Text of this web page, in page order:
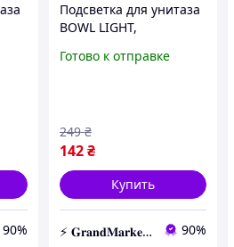
90%
Подсветка для унитаза
BOWL LIGHT,
подсветка для унитаза,
Готово к отправке
142 ₴
249 ₴
Купить
⚡️ 𝐆𝐫𝐚𝐧𝐝𝐌𝐚𝐫𝐤𝐞𝐭 ⚡️ – Трендовые товары по самым низким ценам 90%